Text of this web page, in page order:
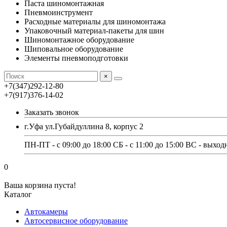
Паста шиномонтажная
Пневмоинструмент
Расходные материалы для шиномонтажа
Упаковочный материал-пакеты для шин
Шиномонтажное оборудование
Шиповальное оборудование
Элементы пневмоподготовки
×
+7(347)292-12-80
+7(917)376-14-02
Заказать звонок
г.Уфа ул.Губайдуллина 8, корпус 2
ПН-ПТ - с 09:00 до 18:00 СБ - с 11:00 до 15:00 ВС -
0
Ваша корзина пуста!
Каталог
Автокамеры
Автосервисное оборудование